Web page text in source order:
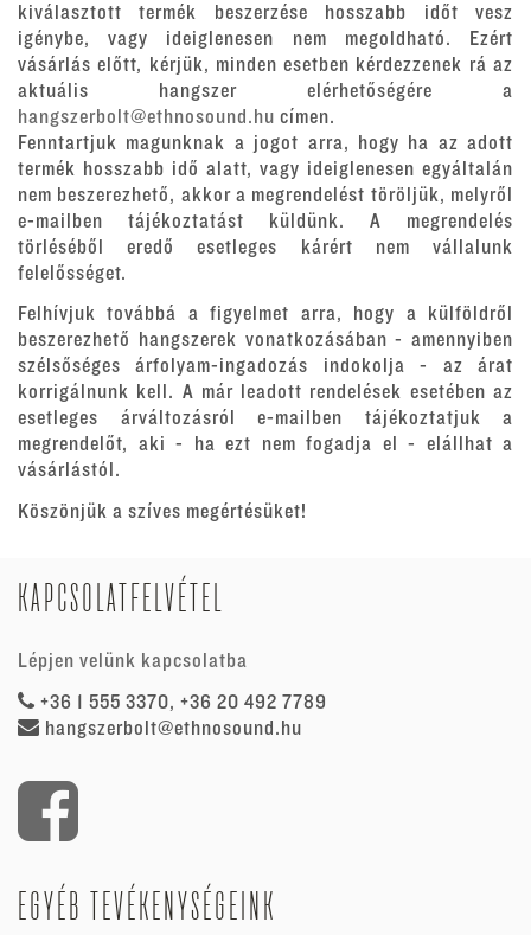
kiválasztott termék beszerzése hosszabb időt vesz
igénybe, vagy ideiglenesen nem megoldható. Ezért
vásárlás előtt, kérjük, minden esetben kérdezzenek rá az
aktuális hangszer elérhetőségére a
hangszerbolt@ethnosound.hu címen.
Fenntartjuk magunknak a jogot arra, hogy ha az adott
termék hosszabb idő alatt, vagy ideiglenesen egyáltalán
nem beszerezhető, akkor a megrendelést töröljük, melyről
e-mailben tájékoztatást küldünk. A megrendelés
törléséből eredő esetleges kárért nem vállalunk
felelősséget.
Felhívjuk továbbá a figyelmet arra, hogy a külföldről
beszerezhető hangszerek vonatkozásában - amennyiben
szélsőséges árfolyam-ingadozás indokolja - az árat
korrigálnunk kell. A már leadott rendelések esetében az
esetleges árváltozásról e-mailben tájékoztatjuk a
megrendelőt, aki - ha ezt nem fogadja el - elállhat a
vásárlástól.
Köszönjük a szíves megértésüket!
KAPCSOLATFELVÉTEL
Lépjen velünk kapcsolatba
+36 1 555 3370, +36 20 492 7789
hangszerbolt@ethnosound.hu
EGYÉB TEVÉKENYSÉGEINK